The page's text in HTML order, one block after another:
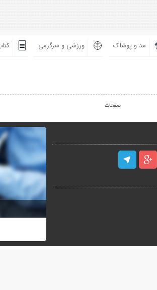
مد و پوشاک ورزشی و سرگرمی
صفحات